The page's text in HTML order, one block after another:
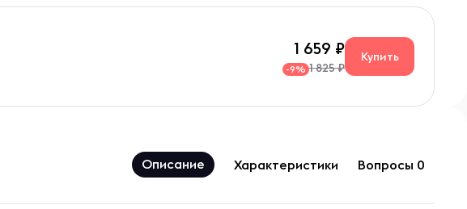
1 659
-9% 1 825 ₽
Купить
Описание Характеристики Вопросы 0